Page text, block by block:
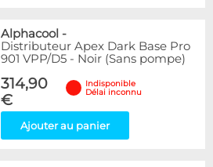
Alphacool -
Distributeur Apex Dark Base Pro
901 VPP/D5 - Noir (Sans pompe)
314,90
€
Indisponible
Délai inconnu
Ajouter au panier